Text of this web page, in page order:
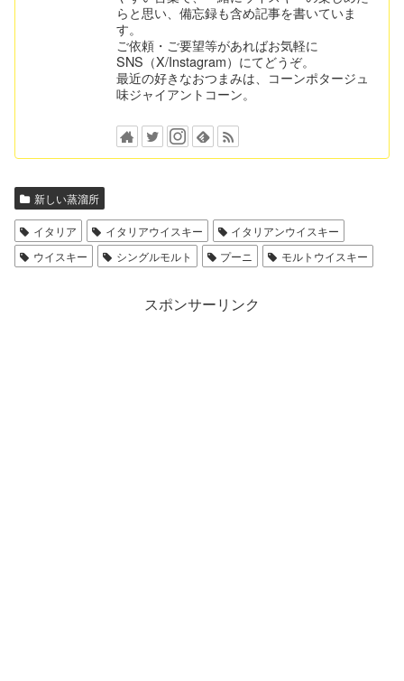
らと思い、備忘録も含め記事を書いていま
す。
ご依頼・ご要望等があればお気軽に
SNS（X/Instagram）にてどうぞ。
最近の好きなおつまみは、コーンポタージュ
味ジャイアントコーン。
新しい蒸溜所
イタリア イタリアウイスキー
イタリアンウイスキー
ウイスキー
シングルモルト プーニ モルトウイスキー
スポンサーリンク